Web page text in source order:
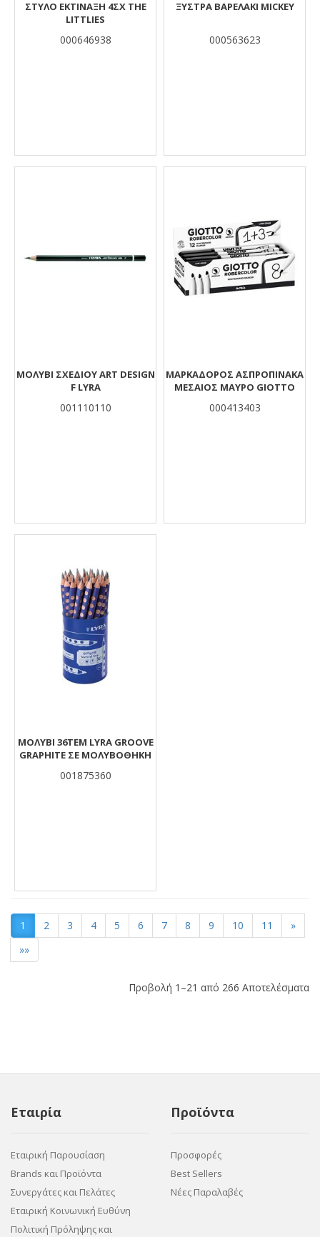
ΣΤΥΛΟ ΕΚΤΙΝΑΞΗ 4ΣΧ THE
LITTLIES
000646938
ΞΥΣΤΡΑ ΒΑΡΕΛΑΚΙ MICKEY
000563623
ΜΟΛΥΒΙ ΣΧΕΔΙΟΥ ART DESIGN
F LYRA
001110110
ΜΑΡΚΑΔΟΡΟΣ ΑΣΠΡΟΠΙΝΑΚΑ
ΜΕΣΑΙΟΣ ΜΑΥΡΟ GIOTTO
000413403
ΜΟΛΥΒΙ 36TEM LYRA GROOVE
GRAPHITE ΣΕ ΜΟΛΥΒΟΘΗΚΗ
001875360
1 2 3 4 5 6 7 8 9 10 11
»
»»
Προβολή 1–21 από 266 Αποτελέσματα
Εταιρία
Εταιρική Παρουσίαση
Brands και Προϊόντα
Συνεργάτες και Πελάτες
Εταιρική Κοινωνική Ευθύνη
Πολιτική Πρόληψης και
Προϊόντα
Προσφορές
Best Sellers
Νέες Παραλαβές